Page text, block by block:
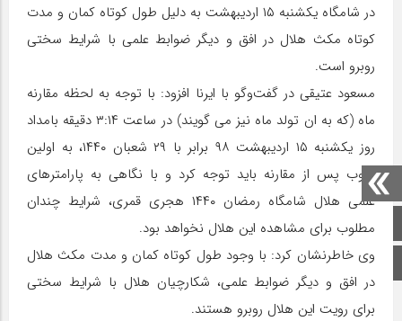
صفحه اصلی
اینستاگرام
در شامگاه یکشنبه ۱۵ اردیبهشت به دلیل طول کوتاه کمان و مدت
کوتاه مکث هلال در افق و دیگر ضوابط علمی با شرایط سختی
روبرو است.
مسعود عتیقی در گفت‌وگو با ایرنا افزود: با توجه به لحظه مقارنه
ماه (که به ان تولد ماه نیز می گویند) در ساعت ۳:۱۴ دقیقه بامداد
روز یکشنبه ۱۵ اردیبهشت ۹۸ برابر با ۲۹ شعبان ۱۴۴۰، به اولین
غروب پس از مقارنه باید توجه کرد و با نگاهی به پارامترهای
علمی هلال شامگاه رمضان ۱۴۴۰ هجری قمری، شرایط چندان
مطلوب برای مشاهده این هلال نخواهد بود.
وی خاطرنشان کرد: با وجود طول کوتاه کمان و مدت مکث هلال
در افق و دیگر ضوابط علمی، شکارچیان هلال با شرایط سختی
برای رویت این هلال روبرو هستند.